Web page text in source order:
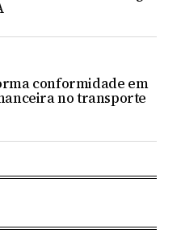
conformidade em
no transporte